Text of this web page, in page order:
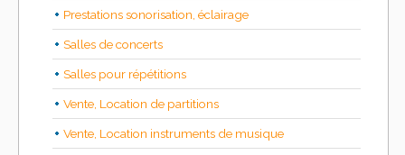
Prestations sonorisation, éclairage
Salles de concerts
Salles pour répétitions
Vente, Location de partitions
Vente, Location instruments de musique